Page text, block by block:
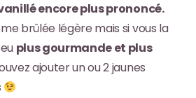
encore plus prononcé.
brûlée légère mais si vous la
plus gourmande et plus
ajouter un ou 2 jaunes